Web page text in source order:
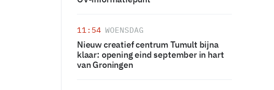
11:54 WOENSDAG
Nieuw creatief centrum Tumult bijna
klaar: opening eind september in hart
van Groningen